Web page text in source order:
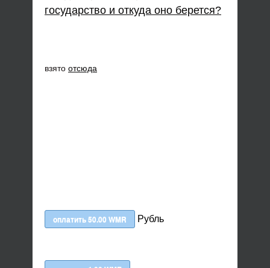
государство и откуда оно берется?
взято отсюда
Рубль